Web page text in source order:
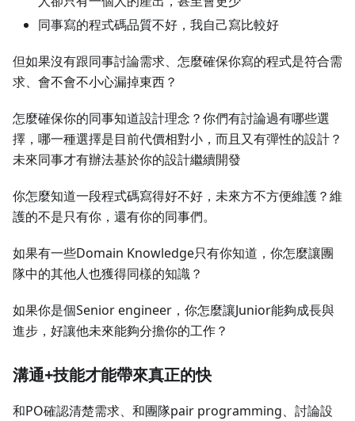
同事寫的程式碼品質不好，我自己寫比較好
但如果沒有跟同事討論需求、怎麼確保你寫的程式是符合需
求、會不會不小心漏掉東西？
怎麼確保你的同事知道設計理念？你們有討論過有哪些選
擇，哪一種選擇是目前代價相對小，而且又有彈性的設計？
未來同事才有辦法基於你的設計繼續開發
你怎麼知道一段程式碼寫得好不好，未來方不方便維護？維
護的不是只有你，還有你的同事們。
如果有一些Domain Knowledge只有你知道，你怎麼讓團
隊中的其他人也獲得同樣的知識？
如果你是個Senior engineer，你怎麼讓Junior能夠成長與
進步，好讓他未來能夠分擔你的工作？
溝通+技能才能帶來真正的快
和PO確認清楚需求、和團隊pair programming、討論設